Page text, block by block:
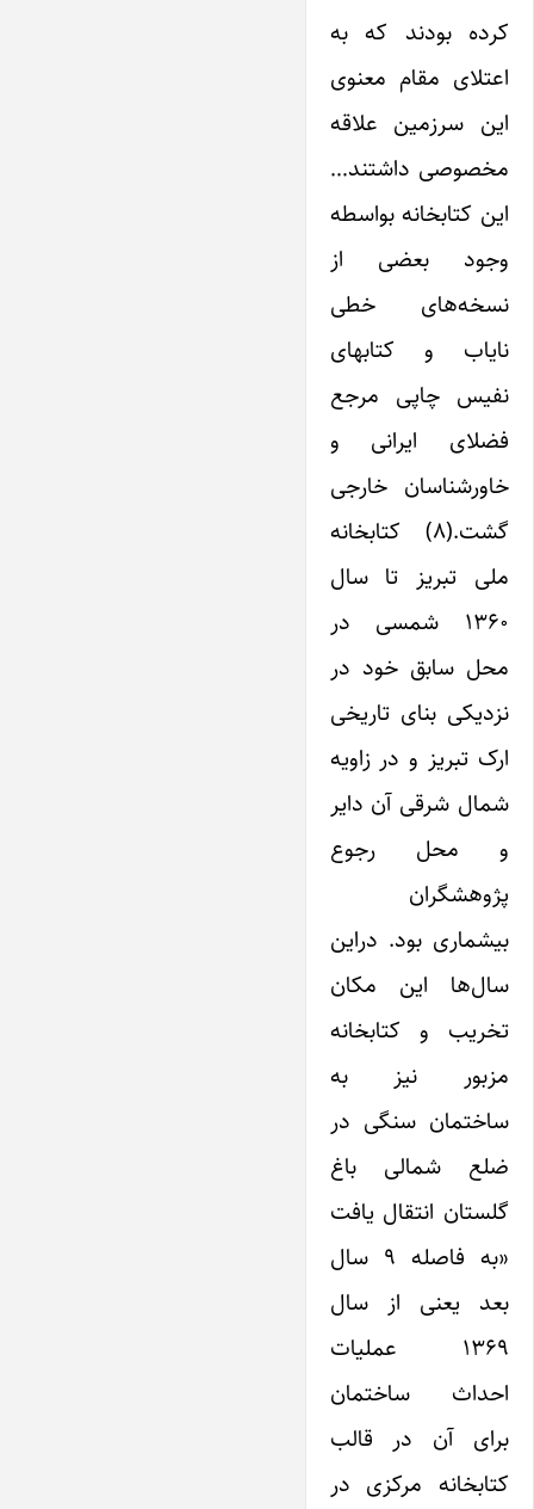
کرده بودند که به
اعتلای مقام معنوی
‌این سرزمین علاقه
مخصوصی داشتند…
این کتابخانه بواسطه
وجود بعضی از
نسخه‌های خطی
نایاب و کتابهای
نفیس چاپی مرجع
فضلای ‌ایرانی و
خاورشناسان خارجی
گشت.(۸) کتابخانه
ملی تبریز تا سال
۱۳۶۰ شمسی در
محل سابق خود در
نزدیکی بنای تاریخی
ارک تبریز و در زاویه
شمال شرقی آن دایر
و محل رجوع
پژوهشگران
بیشماری بود. در‌این
سال‌ها‌ این مکان
تخریب و کتابخانه
مزبور نیز به
ساختمان سنگی در
ضلع شمالی باغ
گلستان انتقال یافت
«به فاصله ۹ سال
بعد یعنی از سال
۱۳۶۹ عملیات
احداث ساختمان
برای آن در قالب
کتابخانه مرکزی در